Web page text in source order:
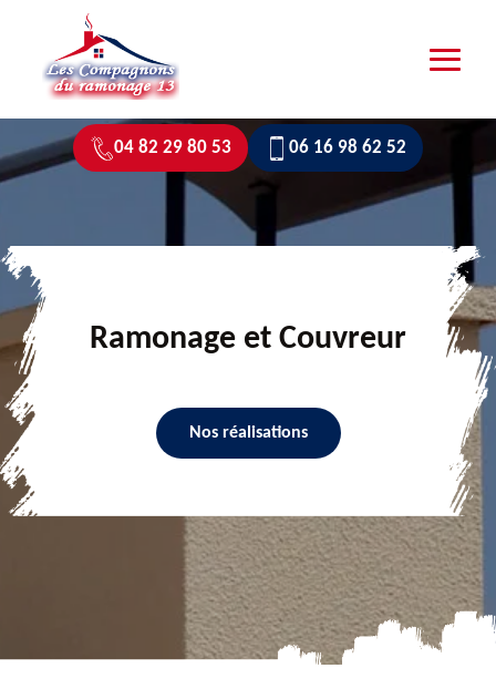
04 82 29 80 53 06 16 98 62 52
Ramonage et Couvreur
Nos réalisations